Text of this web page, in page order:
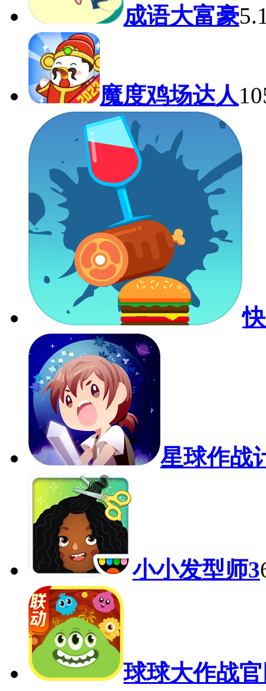
成语大富豪
魔度鸡场达人
星球作战
小小发型师3
球球大作战